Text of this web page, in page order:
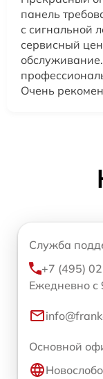
панель
с сигнальной
сервисный
Очень
Служба
+7 (495)
Ежедневно с
Основной